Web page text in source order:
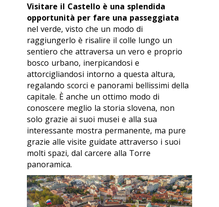
Visitare il Castello è una splendida
opportunità per fare una passeggiata
nel verde, visto che un modo di
raggiungerlo è risalire il colle lungo un
sentiero che attraversa un vero e proprio
bosco urbano, inerpicandosi e
attorcigliandosi intorno a questa altura,
regalando scorci e panorami bellissimi della
capitale. È anche un ottimo modo di
conoscere meglio la storia slovena, non
solo grazie ai suoi musei e alla sua
interessante mostra permanente, ma pure
grazie alle visite guidate attraverso i suoi
molti spazi, dal carcere alla Torre
panoramica.